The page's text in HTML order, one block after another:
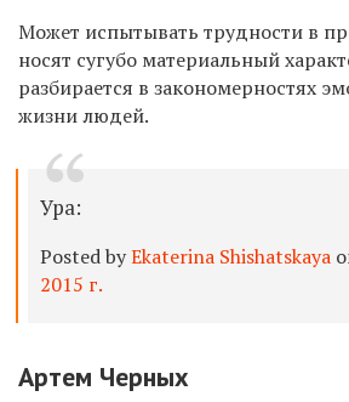
Может испытывать трудности в
носят сугубо материальный
разбирается в закономерностях
жизни людей.
Ура:
Posted byEkaterina Shishatskaya
2015 г.
Артем Черных